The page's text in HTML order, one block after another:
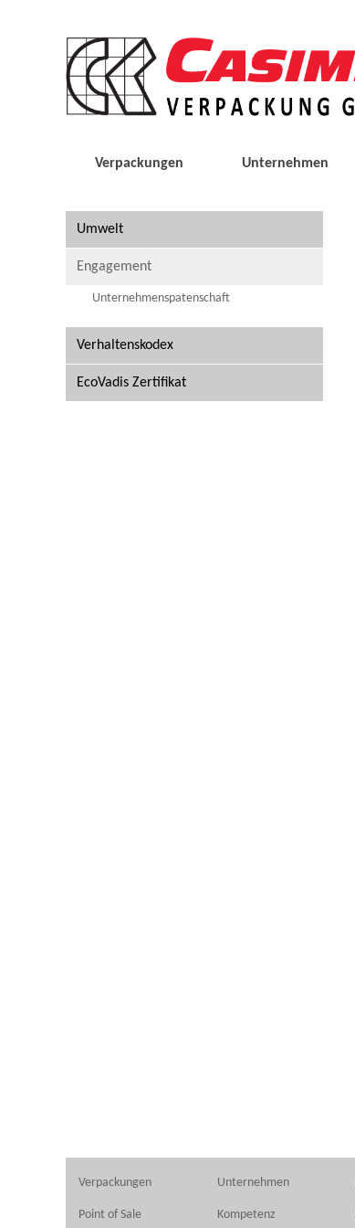
Verpackungen Unternehmen
Umwelt
Engagement
Unternehmenspatenschaft
Verhaltenskodex
EcoVadis Zertifikat
Verpackungen
Point of Sale
Unternehmen
Kompetenz